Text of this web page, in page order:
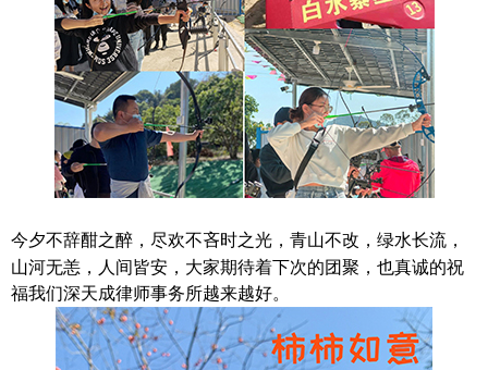
今夕不辞酣之醉，尽欢不吝时之光 ，青山不改，绿水长流，
山河无恙，人间皆安，大家期待着下次的团聚，也真诚的祝
福我们深天成律师事务所越来越好。